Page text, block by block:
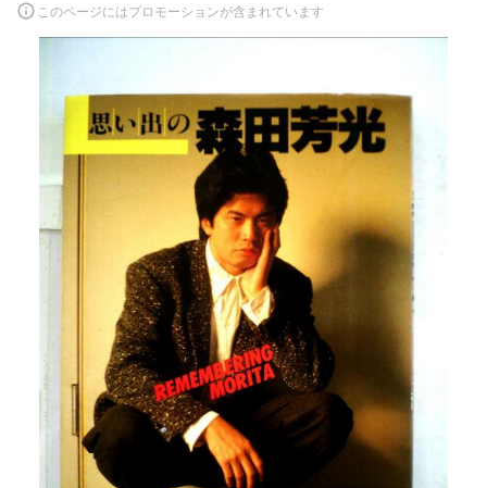
このページにはプロモーションが含まれています